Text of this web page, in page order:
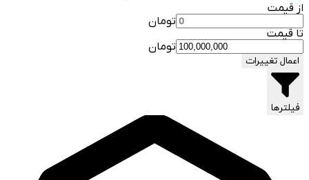
از قیمت
تومان
تا قیمت
تومان
اعمال تغییرات
فیلترها